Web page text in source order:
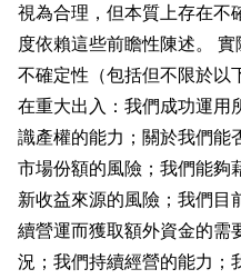
視為合理，但本質上存在不
度依賴這些前瞻性陳述。
不確定性（包括但不限於以
在重大出入：我們成功運用
識產權的能力；關於我們能
市場份額的風險；我們能夠
新收益來源的風險；我們目
續營運而獲取額外資金的需
況；我們持續經營的能力